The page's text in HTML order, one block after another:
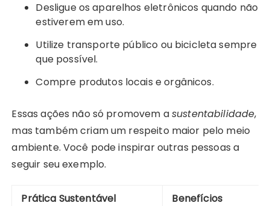
Desligue os aparelhos eletrônicos quando não
estiverem em uso.
Utilize transporte público ou bicicleta sempre
que possível.
Compre produtos locais e orgânicos.
Essas ações não só promovem asustentabilidade,
mas também criam um respeito maior pelo meio
ambiente. Você pode inspirar outras pessoas a
seguir seu exemplo.
Prática Sustentável
Benefícios